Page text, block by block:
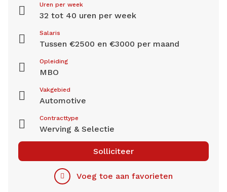
Uren per week
32 tot 40 uren per week
Salaris
Tussen €2500 en €3000 per maand
Opleiding
MBO
Vakgebied
Automotive
Contracttype
Werving & Selectie
Solliciteer
Voeg toe aan favorieten